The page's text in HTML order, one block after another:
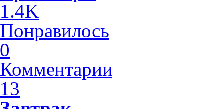
1.4K
Понравилось
0
Комментарии
13